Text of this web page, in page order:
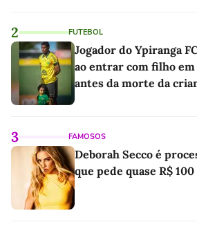
2 FUTEBOL
Jogador do Ypiranga
ao entrar com filho em
antes da morte da
3 FAMOSOS
Deborah Secco é
que pede quase R$